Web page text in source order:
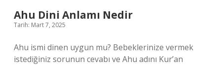
Ahu Dini Anlamı Nedir
Tarih: Mart 7, 2025
Ahu ismi dinen uygun mu? Bebeklerinize vermek
istediğiniz sorunun cevabı ve Ahu adını Kur’an